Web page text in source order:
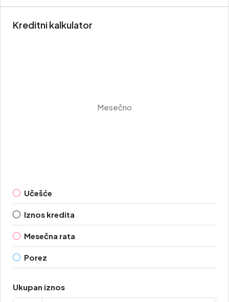
Kreditni kalkulator
Mesečno
Učešće
Iznos kredita
Mesečna rata
Porez
Ukupan iznos